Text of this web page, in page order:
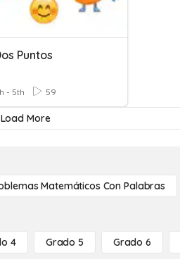
Puntos
- 5th 59
Load More
Matemáticos Con Palabras
4 Grado 5 Grado 6